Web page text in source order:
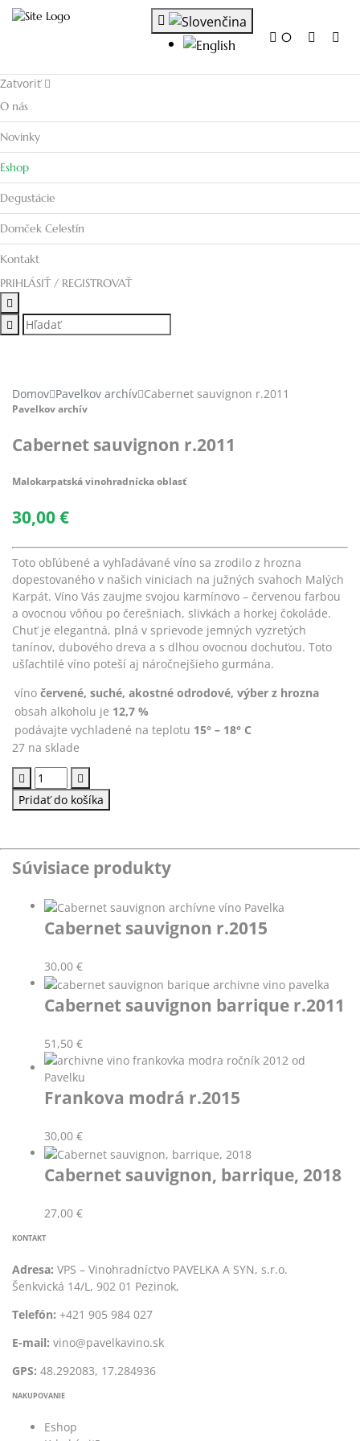
0
Zatvoriť
O nás
Novinky
Eshop
Degustácie
Domček Celestín
Kontakt
PRIHLÁSIŤ / REGISTROVAŤ
Domov Pavelkov archív Cabernet sauvignon r.2011
Pavelkov archív
Cabernet sauvignon r.2011
Malokarpatská vinohradnícka oblasť
30,00€
Toto obľúbené a vyhľadávané víno sa zrodilo z hrozna
dopestovaného v našich viniciach na južných svahoch Malých
Karpát. Víno Vás zaujme svojou karmínovo – červenou farbou
a ovocnou vôňou po čerešniach, slivkách a horkej čokoláde.
Chuť je elegantná, plná v sprievode jemných vyzretých
tanínov, dubového dreva a s dlhou ovocnou dochuťou. Toto
ušľachtilé víno poteší aj náročnejšieho gurmána.
víno červené, suché, akostné odrodové, výber z hrozna
obsah alkoholu je 12,7 %
podávajte vychladené na teplotu 15° – 18° C
27 na sklade
množstvo
Cabernet
sauvignon
Pridať do košíka
Súvisiace produkty
Cabernet sauvignon r.2015
30,00 €
Cabernet sauvignon barrique r.2011
51,50 €
Frankova modrá r.2015
30,00 €
Cabernet sauvignon, barrique, 2018
27,00 €
KONTAKT
Adresa: VPS – Vinohradníctvo PAVELKA A SYN, s.r.o.
Šenkvická 14/L, 902 01 Pezinok,
Telefón: +421 905 984 027
E-mail: vino@pavelkavino.sk
GPS: 48.292083, 17.284936
NAKUPOVANIE
Eshop